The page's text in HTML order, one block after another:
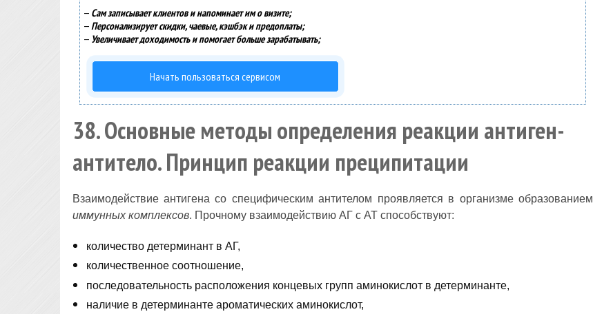
— Сам записывает клиентов и напоминает им о визите;
— Персонализирует скидки, чаевые, кэшбэк и предоплаты;
— Увеличивает доходимость и помогает больше зарабатывать;
Начать пользоваться сервисом
38. Основные методы определения реакции антиген-
антитело. Принцип реакции преципитации
Взаимодействие антигена со специфическим антителом проявляется в организме образованием
иммунных комплексов. Прочному взаимодействию АГ с АТ способствуют:
количество детерминант в АГ,
количественное соотношение,
последовательность расположения концевых групп аминокислот в детерминанте,
наличие в детерминанте ароматических аминокислот,